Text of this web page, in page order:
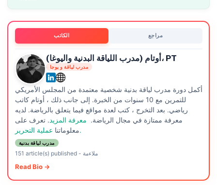
الكاتب مراجع
أوتام (مدرب اللياقة البدنية واليوغا)، PT
مدرب لياقة و يوجا
أكمل دورة مدرب لياقة بدنية شخصية معتمدة من المجلس الأمريكي
للتمرين مع 10 سنوات من الخبرة. إلى جانب ذلك ، أوتام كاتب
رياضي. بعد التخرج ، كتب لعدة مواقع فيما يتعلق بالرياضة. لديه
معرفة ممتازة في مجال الرياضة. معرفة المزيد. تعرف على
معلوماتناعملية التحرير.
مدرب لياقة بدنية
151 article(s) published- ملاءمة
Read Bio →